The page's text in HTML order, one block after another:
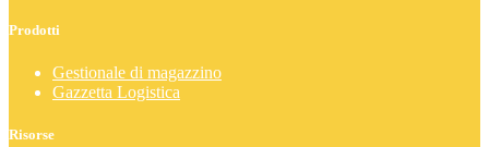
Prodotti
Gestionale di magazzino
Gazzetta Logistica
Risorse